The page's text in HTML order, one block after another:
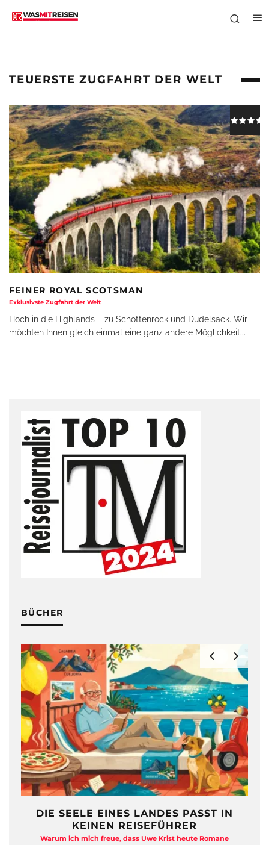
TEUERSTE ZUGFAHRT DER WELT
FEINER ROYAL SCOTSMAN
Exklusivste Zugfahrt der Welt
Hoch in die Highlands – zu Schottenrock und Dudelsack. Wir
möchten Ihnen gleich einmal eine ganz andere Möglichkeit...
BÜCHER
DIE SEELE EINES LANDES PASST IN
KEINEN REISEFÜHRER
Warum ich mich freue, dass Uwe Krist heute Romane